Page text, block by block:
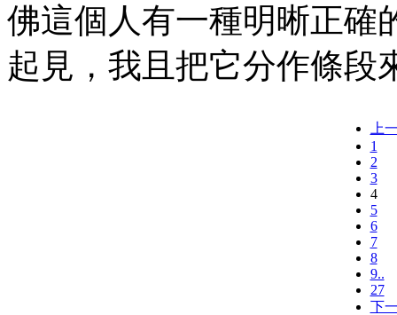
佛這個人有一種明晰正確
起見，我且把它分作條段
上
1
2
3
4
5
6
7
8
9..
27
下